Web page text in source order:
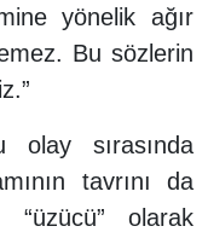
yönelik ağır
Bu sözlerin
olay sırasında
tavrını da
“üzücü” olarak